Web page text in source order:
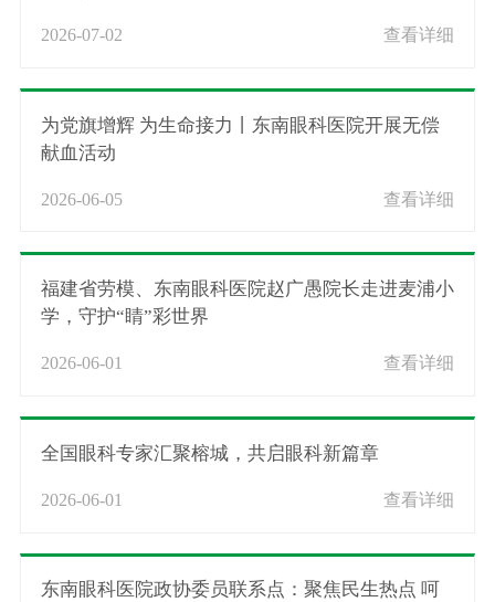
2026-07-02 查看详细
为党旗增辉 为生命接力丨东南眼科医院开展无偿
献血活动
2026-06-05 查看详细
福建省劳模、东南眼科医院赵广愚院长走进麦浦小
学，守护“睛”彩世界
2026-06-01 查看详细
全国眼科专家汇聚榕城，共启眼科新篇章
2026-06-01 查看详细
东南眼科医院政协委员联系点：聚焦民生热点 呵